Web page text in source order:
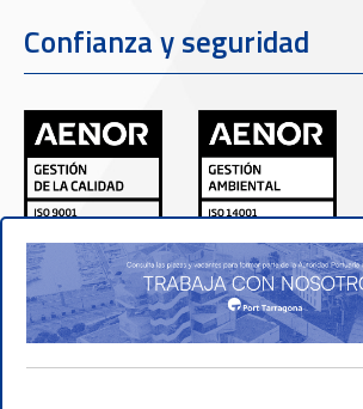
Confianza y seguridad